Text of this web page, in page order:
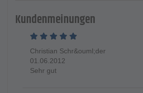
Kundenmeinungen
Christian Schr&ouml;der
01.06.2012
Sehr gut